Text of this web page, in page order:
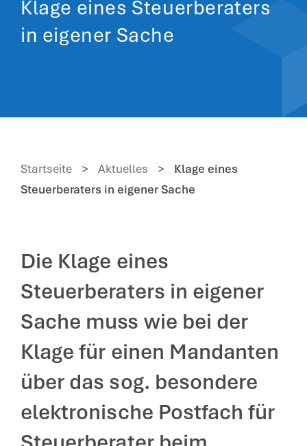
Klage eines Steuerberaters
in eigener Sache
Startseite > Aktuelles >
Klage eines
Steuerberaters in eigener Sache
Die Klage eines
Steuerberaters in eigener
Sache muss wie bei der
Klage für einen Mandanten
über das sog. besondere
elektronische Postfach für